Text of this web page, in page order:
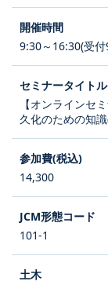
9:30～16:30(受
【オンラインセ
久化のための知
14,300
101-1